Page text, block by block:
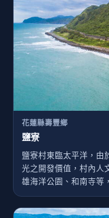
花蓮縣壽豐鄉
鹽寮
鹽寮村東臨太平洋，由
光之開發價值，村內人
雄海洋公園、和南寺等
有花生、香茅油、甘藷
觀光民宿為主。